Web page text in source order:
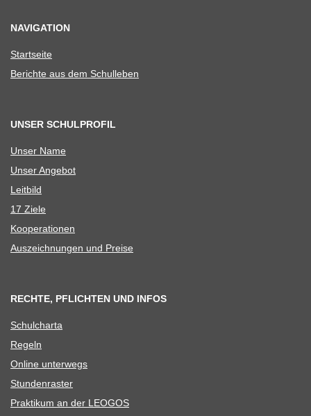
NAVIGATION
Start­seite
Berichte aus dem Schulleben
UNSER SCHULPROFIL
Unser Name
Unser Ange­bot
Leit­bild
17 Ziele
Koope­ra­tio­nen
Aus­zeich­nun­gen und Preise
RECHTE, PFLICHTEN UND INFOS
Schul­charta
Regeln
Online unter­wegs
Stun­den­ras­ter
Prak­ti­kum an der LEOGOS